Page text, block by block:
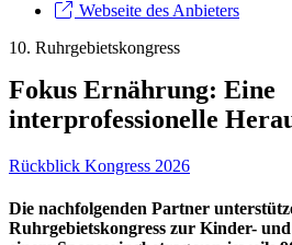
Webseite des Anbieters
10. Ruhrgebietskongress
Fokus Ernährung: Eine
interprofessionelle
Rückblick Kongress 2026
Die nachfolgenden Partner
Ruhrgebietskongress zur Kinder-